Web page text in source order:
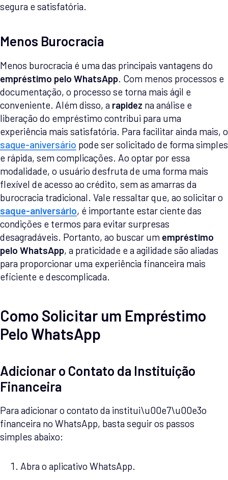
segura e satisfatória.
Menos Burocracia
Menos burocracia é uma das principais vantagens do
empréstimo pelo WhatsApp. Com menos processos e
documentação, o processo se torna mais ágil e
conveniente. Além disso, a rapidez na análise e
liberação do empréstimo contribui para uma
experiência mais satisfatória. Para facilitar ainda mais, o
saque-aniversário pode ser solicitado de forma simples
e rápida, sem complicações. Ao optar por essa
modalidade, o usuário desfruta de uma forma mais
flexível de acesso ao crédito, sem as amarras da
burocracia tradicional. Vale ressaltar que, ao solicitar o
saque-aniversário, é importante estar ciente das
condições e termos para evitar surpresas
desagradáveis. Portanto, ao buscar um empréstimo
pelo WhatsApp, a praticidade e a agilidade são aliadas
para proporcionar uma experiência financeira mais
eficiente e descomplicada.
Como Solicitar um Empréstimo
Pelo WhatsApp
Adicionar o Contato da Instituição
Financeira
Para adicionar o contato da institui\u00e7\u00e3o
financeira no WhatsApp, basta seguir os passos
simples abaixo:
Abra o aplicativo WhatsApp.